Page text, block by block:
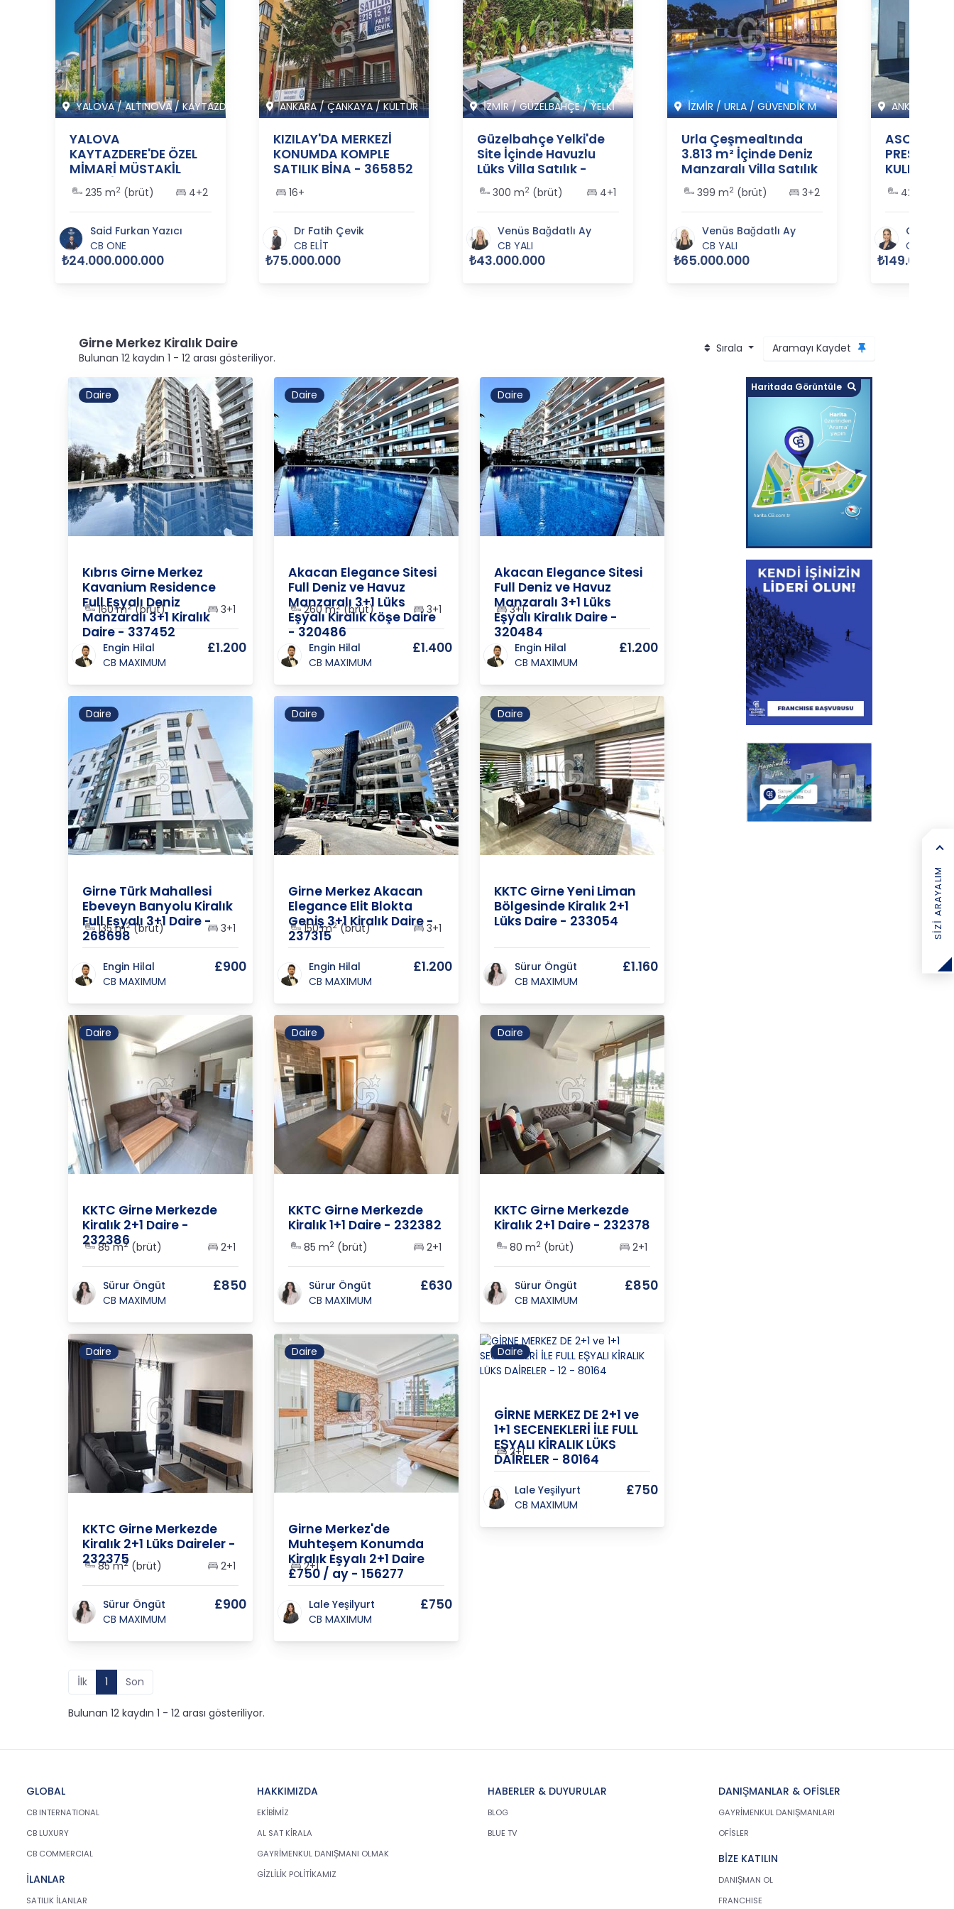
YALOVA/ALTINOVA/KAYTAZDERE K
YALOVA
KAYTAZDERE'DE ÖZEL
MİMARİ MÜSTAKİL
LÜKS VİLLA - 365917
235 m2(brüt) 4+2
Said Furkan Yazıcı
CB ONE
₺24.000.000.000
ANKARA/ÇANKAYA/KÜLTÜR
KIZILAY'DA MERKEZİ
KONUMDA KOMPLE
SATILIK BİNA - 365852
16+
Dr Fatih Çevik
CB ELİT
₺75.000.000
İZMİR/GÜZELBAHÇE/YELKİ
Güzelbahçe Yelki'de
Site İçinde Havuzlu
Lüks Villa Satılık -
365562
300 m2 (brüt) 4+1
Venüs Bağdatlı Ay
CB YALI
₺43.000.000
İZMİR/URLA/GÜVENDİK M
Urla Çeşmealtında
3.813 m² İçinde Deniz
Manzaralı Villa Satılık
- 365555
399 m2(brüt) 3+2
Venüs Bağdatlı Ay
CB YALI
₺65.000.000
ANKARA
ASO 2.
PRESTİJLİ
SATILIK
BİNASI -
4255 m
Canan
CB ART
Girne Merkez Kiralık Daire
Bulunan 12 kaydın 1 - 12 arası gösteriliyor.
Sırala Aramayı Kaydet
Daire
Kıbrıs Girne Merkez
Kavanium Residence
Full Eşyalı Deniz
Manzaralı 3+1 Kiralık
Daire - 337452
160 m2(brüt) 3+1
Engin Hilal
CB MAXIMUM
£1.200
Daire
Akacan Elegance Sitesi
Full Deniz ve Havuz
Manzaralı 3+1 Lüks
Eşyalı Kiralık Köşe Daire
- 320486
260 m2(brüt) 3+1
Engin Hilal
CB MAXIMUM
£1.400
Daire
Akacan Elegance Sitesi
Full Deniz ve Havuz
Manzaralı 3+1 Lüks
Eşyalı Kiralık Daire -
320484
3+1
Engin Hilal
CB MAXIMUM
£1.200
Daire
Girne Türk Mahallesi
Ebeveyn Banyolu Kiralık
Full Eşyalı 3+1 Daire -
268698
135 m2(brüt) 3+1
Engin Hilal
CB MAXIMUM
£900
Daire
Girne Merkez Akacan
Elegance Elit Blokta
Geniş 3+1 Kiralık Daire -
237315
150 m2(brüt) 3+1
Engin Hilal
CB MAXIMUM
£1.200
Daire
KKTC Girne Yeni Liman
Bölgesinde Kiralık 2+1
Lüks Daire - 233054
Sürur Öngüt
CB MAXIMUM
£1.160
Daire
KKTC Girne Merkezde
Kiralık 2+1 Daire -
232386
85 m2(brüt) 2+1
Sürur Öngüt
CB MAXIMUM
£850
Daire
KKTC Girne Merkezde
Kiralık 1+1 Daire - 232382
85 m2(brüt) 2+1
Sürur Öngüt
CB MAXIMUM
£630
Daire
KKTC Girne Merkezde
Kiralık 2+1 Daire - 232378
80 m2(brüt) 2+1
Sürur Öngüt
CB MAXIMUM
£850
Daire
KKTC Girne Merkezde
Kiralık 2+1 Lüks Daireler -
232375
85 m2 (brüt) 2+1
Sürur Öngüt
CB MAXIMUM
£900
Daire
Girne Merkez'de
Muhteşem Konumda
Kiralık Eşyalı 2+1 Daire
£750 / ay - 156277
2+1
Lale Yeşilyurt
CB MAXIMUM
£750
Daire
GİRNE MERKEZ DE 2+1 ve
1+1 SECENEKLERİ İLE FULL
EŞYALI KİRALIK LÜKS
DAİRELER - 80164
2+1
Lale Yeşilyurt
CB MAXIMUM
£750
İlk 1 Son
Bulunan 12 kaydın 1 - 12 arası gösteriliyor.
Haritada Görüntüle
SIZI ARAYALIM
GLOBAL
CB INTERNATIONAL
CB LUXURY
CB COMMERCIAL
İLANLAR
SATILIK İLANLAR
HAKKIMIZDA
EKİBİMİZ
AL SAT KİRALA
GAYRİMENKUL DANIŞMANI OLMAK
GİZLİLİK POLİTİKAMIZ
HABERLER & DUYURULAR
BLOG
BLUE TV
DANIŞMANLAR & OFİSLER
GAYRİMENKUL DANIŞMANLARI
OFİSLER
BİZE KATILIN
DANIŞMAN OL
FRANCHISE